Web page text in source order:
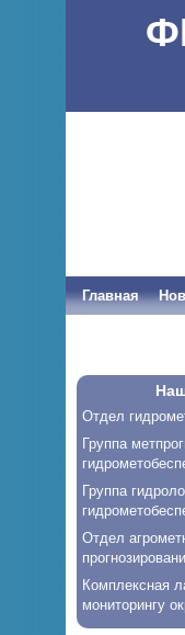
Главная
Отдел
Группа
Группа
Отдел
Комплексная
мониторингу